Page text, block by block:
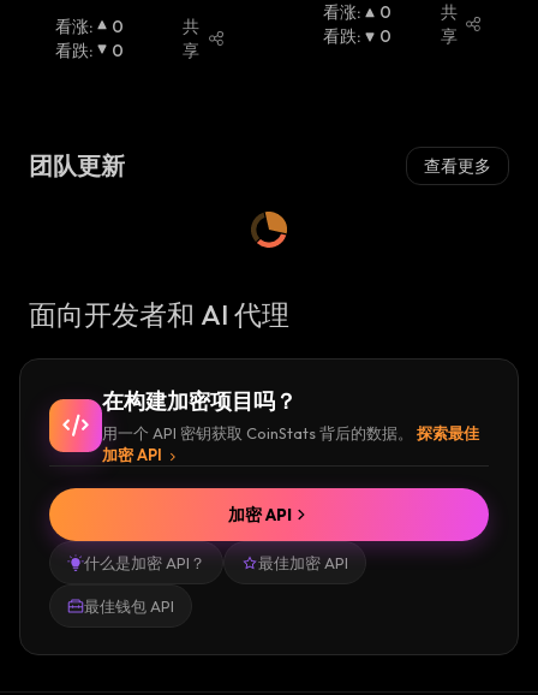
看涨:
0
看跌: 0
共
享
看涨:
0
看跌: 0
共
享
团队更新 查看更多
面向开发者和 AI 代理
在构建加密项目吗？
用一个 API 密钥获取 CoinStats 背后的数据。
探索最佳
加密 API
什么是加密 API？ 最佳加密 API
最佳钱包 API
加密 API